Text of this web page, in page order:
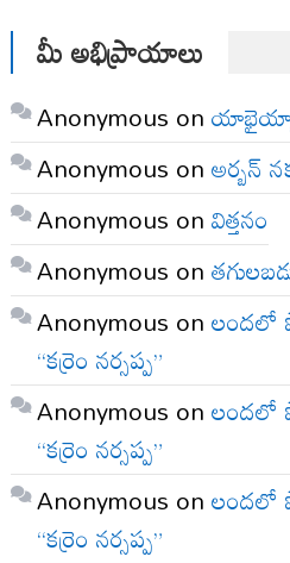
మీ అభిప్రాయాలు
Anonymous on
Anonymous onఅర్బన్
Anonymous onవిత్తనం
Anonymous on
Anonymous onలందలో
“కర్రెం నర్సప్ప”
Anonymous onలందలో
“కర్రెం నర్సప్ప”
Anonymous onలందలో
“కర్రెం నర్సప్ప”